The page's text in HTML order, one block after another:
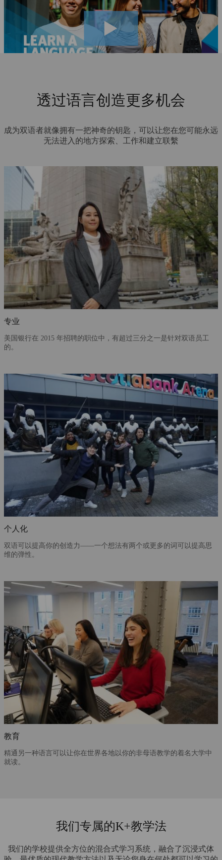
透过语言创造更多机会
成为双语者就像拥有一把神奇的钥匙，可以让您在您可能永远
无法进入的地方探索、工作和建立联繫
专业
美国银行在 2015 年招聘的职位中，有超过三分之一是针对双语员工
的。
个人化
双语可以提高你的创造力——一个想法有两个或更多的词可以提高思
维的弹性。
教育
精通另一种语言可以让你在世界各地以你的非母语教学的着名大学中
就读。
我们专属的K+教学法
我们的学校提供全方位的混合式学习系统，融合了沉浸式体